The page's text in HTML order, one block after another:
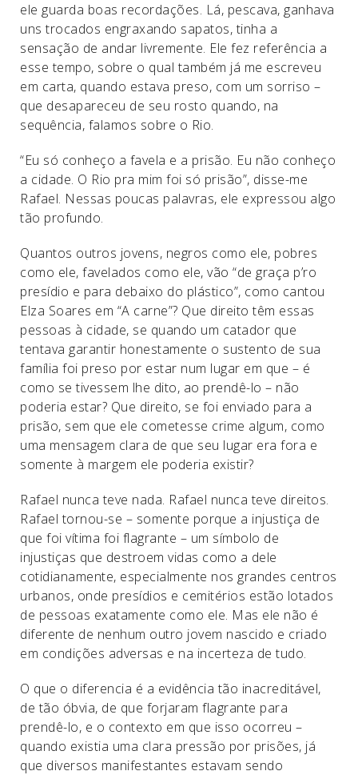
ele guarda boas recordações. Lá, pescava, ganhava
uns trocados engraxando sapatos, tinha a
sensação de andar livremente. Ele fez referência a
esse tempo, sobre o qual também já me escreveu
em carta, quando estava preso, com um sorriso –
que desapareceu de seu rosto quando, na
sequência, falamos sobre o Rio.
“Eu só conheço a favela e a prisão. Eu não conheço
a cidade. O Rio pra mim foi só prisão”, disse-me
Rafael. Nessas poucas palavras, ele expressou algo
tão profundo.
Quantos outros jovens, negros como ele, pobres
como ele, favelados como ele, vão “de graça p’ro
presídio e para debaixo do plástico”, como cantou
Elza Soares em “A carne”? Que direito têm essas
pessoas à cidade, se quando um catador que
tentava garantir honestamente o sustento de sua
família foi preso por estar num lugar em que – é
como se tivessem lhe dito, ao prendê-lo – não
poderia estar? Que direito, se foi enviado para a
prisão, sem que ele cometesse crime algum, como
uma mensagem clara de que seu lugar era fora e
somente à margem ele poderia existir?
Rafael nunca teve nada. Rafael nunca teve direitos.
Rafael tornou-se – somente porque a injustiça de
que foi vítima foi flagrante – um símbolo de
injustiças que destroem vidas como a dele
cotidianamente, especialmente nos grandes centros
urbanos, onde presídios e cemitérios estão lotados
de pessoas exatamente como ele. Mas ele não é
diferente de nenhum outro jovem nascido e criado
em condições adversas e na incerteza de tudo.
O que o diferencia é a evidência tão inacreditável,
de tão óbvia, de que forjaram flagrante para
prendê-lo, e o contexto em que isso ocorreu –
quando existia uma clara pressão por prisões, já
que diversos manifestantes estavam sendo